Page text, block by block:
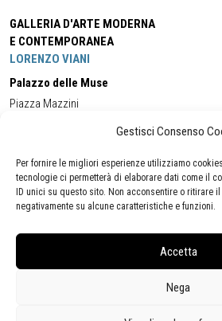
Gestisci Consenso
Per fornire le migliori esperienze utilizziamo
tecnologie ci permetterà di elaborare dati come il
ID unici su questo sito. Non acconsentire o ritirare
negativamente su alcune caratteristiche e funzioni.
Accetta
Nega
GALLERIA D'ARTE MODERNA
E CONTEMPORANEA
LORENZO VIANI
Palazzo delle Muse
Piazza Mazzini
Cell:+39 338 5714978
Tel:
+39 0584 944580
(orario 09.00/13.00)
Email:gamc@comune.viareggio.lu.it
Segnalazione di inaccessibilità